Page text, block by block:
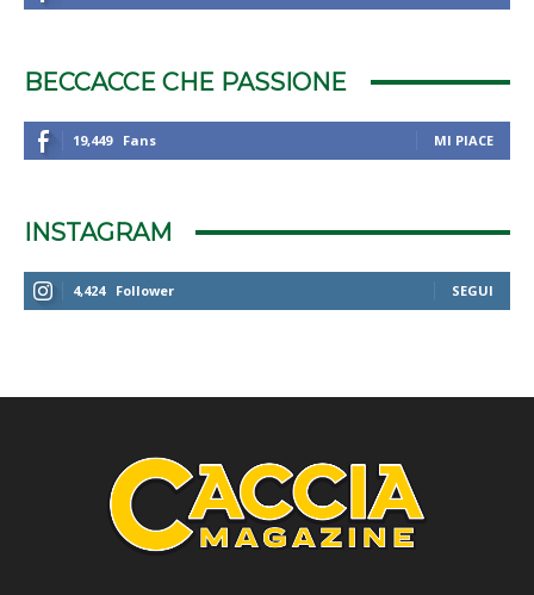
BECCACCE CHE PASSIONE
19,449 Fans MI PIACE
INSTAGRAM
4,424 Follower SEGUI